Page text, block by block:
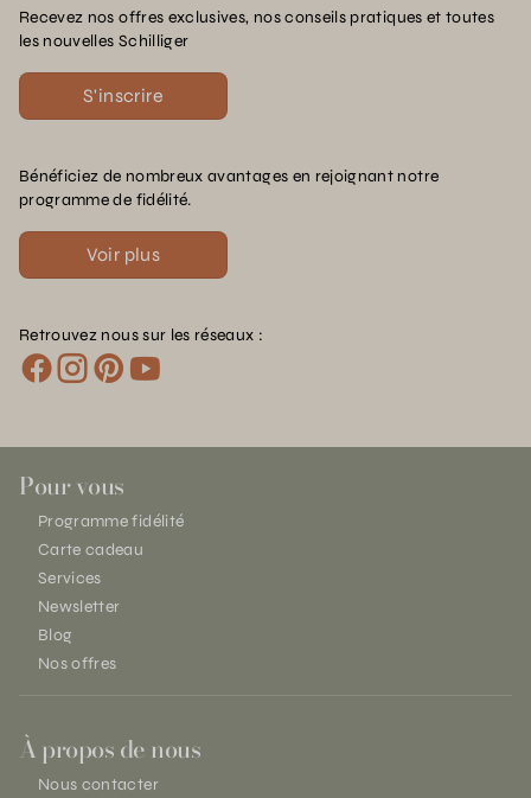
Recevez nos offres exclusives, nos conseils pratiques et toutes
les nouvelles Schilliger
S'inscrire
Bénéficiez de nombreux avantages en rejoignant notre
programme de fidélité.
Voir plus
Retrouvez nous sur les réseaux :
Pour vous
Programme fidélité
Carte cadeau
Services
Newsletter
Blog
Nos offres
À propos de nous
Nous contacter